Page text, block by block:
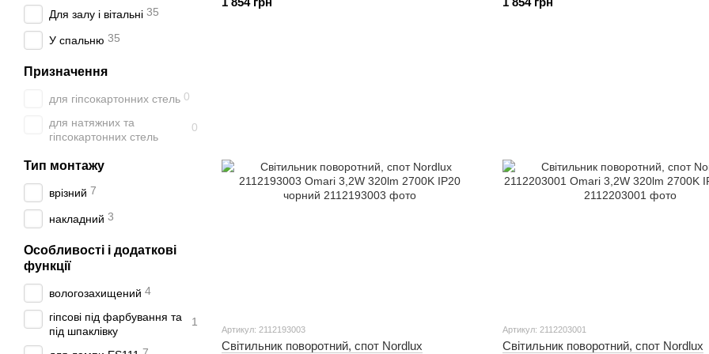
Артикул: 2112193003
Світильник поворотний, спот Nordlux
Артикул: 2112203001
Світильник поворотний, спот Nordlux
Для залу і вітальні 35
У спальню 35
Призначення
для гіпсокартонних стель 0
для натяжних та
гіпсокартонних стель
0
Тип монтажу
врізний 7
накладний 3
Особливості і додаткові
функції
вологозахищений 4
гіпсові під фарбування та
під шпаклівку
1